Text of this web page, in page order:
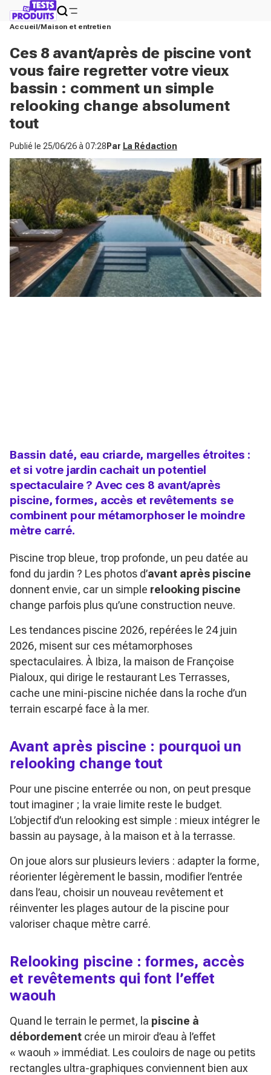
Accueil Maison et entretien
Ces 8 avant/après de piscine vont
vous faire regretter votre vieux
bassin : comment un simple
relooking change absolument
tout
Publié le 25/06/26 à 07:28 Par La Rédaction
Bassin daté, eau criarde, margelles étroites :
et si votre jardin cachait un potentiel
spectaculaire ? Avec ces 8 avant/après
piscine, formes, accès et revêtements se
combinent pour métamorphoser le moindre
mètre carré.
Piscine trop bleue, trop profonde, un peu datée au
fond du jardin ? Les photos d’avant après piscine
donnent envie, car un simple relooking piscine
change parfois plus qu’une construction neuve.
Les tendances piscine 2026, repérées le 24 juin
2026, misent sur ces métamorphoses
spectaculaires. À Ibiza, la maison de Françoise
Pialoux, qui dirige le restaurant Les Terrasses,
cache une mini-piscine nichée dans la roche d’un
terrain escarpé face à la mer.
Avant après piscine : pourquoi un
relooking change tout
Pour une piscine enterrée ou non, on peut presque
tout imaginer ; la vraie limite reste le budget.
L’objectif d’un relooking est simple : mieux intégrer le
bassin au paysage, à la maison et à la terrasse.
On joue alors sur plusieurs leviers : adapter la forme,
réorienter légèrement le bassin, modifier l’entrée
dans l’eau, choisir un nouveau revêtement et
réinventer les plages autour de la piscine pour
valoriser chaque mètre carré.
Relooking piscine : formes, accès
et revêtements qui font l’effet
waouh
Quand le terrain le permet, la piscine à
débordement crée un miroir d’eau à l’effet
« waouh » immédiat. Les couloirs de nage ou petits
rectangles ultra-graphiques conviennent bien aux